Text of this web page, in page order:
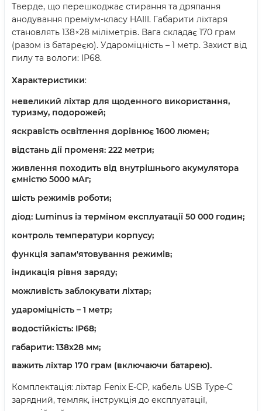
Тверде, що перешкоджає стирання та дряпання
анодування преміум-класу HAIII. Габарити ліхтаря
становлять 138×28 міліметрів. Вага складає 170 грам
(разом із батареєю). Удароміцність – 1 метр. Захист від
пилу та вологи: IP68.
Характеристики:
невеликий ліхтар для щоденного використання,
туризму, подорожей;
яскравість освітлення дорівнює 1600 люмен;
відстань дії променя: 222 метри;
живлення походить від внутрішнього акумулятора
ємністю 5000 мАг;
шість режимів роботи;
діод: Luminus із терміном експлуатації 50 000 годин;
контроль температури корпусу;
функція запам'ятовування режимів;
індикація рівня заряду;
можливість заблокувати ліхтар;
удароміцність – 1 метр;
водостійкість: IP68;
габарити: 138x28 мм;
важить ліхтар 170 грам (включаючи батарею).
Комплектація: ліхтар Fenix E-CP, кабель USB Type-C
зарядний, темляк, інструкція до експлуатації,